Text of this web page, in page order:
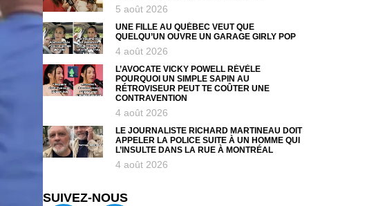
5 août 2026
UNE FILLE AU QUÉBEC VEUT QUE
QUELQU’UN OUVRE UN GARAGE GIRLY POP
4 août 2026
L’AVOCATE VICKY POWELL RÉVÈLE
POURQUOI UN SIMPLE SAPIN AU
RÉTROVISEUR PEUT TE COÛTER UNE
CONTRAVENTION
4 août 2026
LE JOURNALISTE RICHARD MARTINEAU DOIT
APPELER LA POLICE SUITE À UN HOMME QUI
L’INSULTE DANS LA RUE À MONTRÉAL
4 août 2026
SUIVEZ-NOUS